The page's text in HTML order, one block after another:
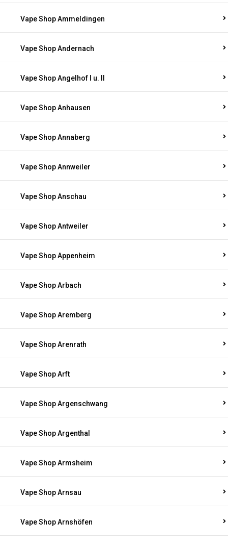
Vape Shop Ammeldingen
Vape Shop Andernach
Vape Shop Angelhof I u. II
Vape Shop Anhausen
Vape Shop Annaberg
Vape Shop Annweiler
Vape Shop Anschau
Vape Shop Antweiler
Vape Shop Appenheim
Vape Shop Arbach
Vape Shop Aremberg
Vape Shop Arenrath
Vape Shop Arft
Vape Shop Argenschwang
Vape Shop Argenthal
Vape Shop Armsheim
Vape Shop Arnsau
Vape Shop Arnshöfen